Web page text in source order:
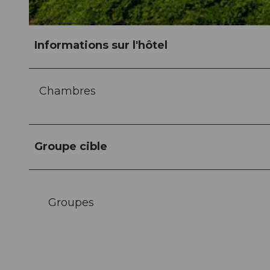
Informations sur l'hôtel
Chambres
Groupe cible
Groupes